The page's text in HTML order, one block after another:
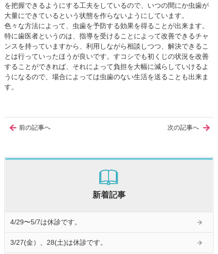
を把握できるようにする工夫をしているので、いつの間にか虫歯が
大量にできているという状態を作らないようにしています。
色々な方法によって、虫歯を予防する効果を得ることが出来ます。
特に歯医者というのは、指導を受けることによって改善できるチャ
ンスを持っていますから、利用しながら相談しつつ、解決できるこ
とは行っていったほうが良いです。すコシでも初くじの状況を改善
することができれば、それによって負担を大幅に減らしていけるよ
うになるので、場合によっては虫歯のない生活を送ることも出来ま
す。
前の記事へ 次の記事へ
新着記事
4/29〜5/7は休診です。
3/27(金）、28(土)は休診です。